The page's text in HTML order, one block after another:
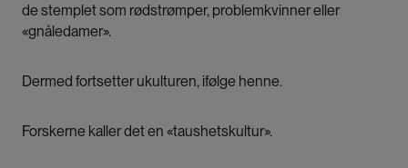
de stemplet som rødstrømper, problemkvinner eller
«gnåledamer».
Dermed fortsetter ukulturen, ifølge henne.
Forskerne kaller det en «taushetskultur».